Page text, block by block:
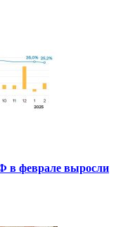
в феврале выросли